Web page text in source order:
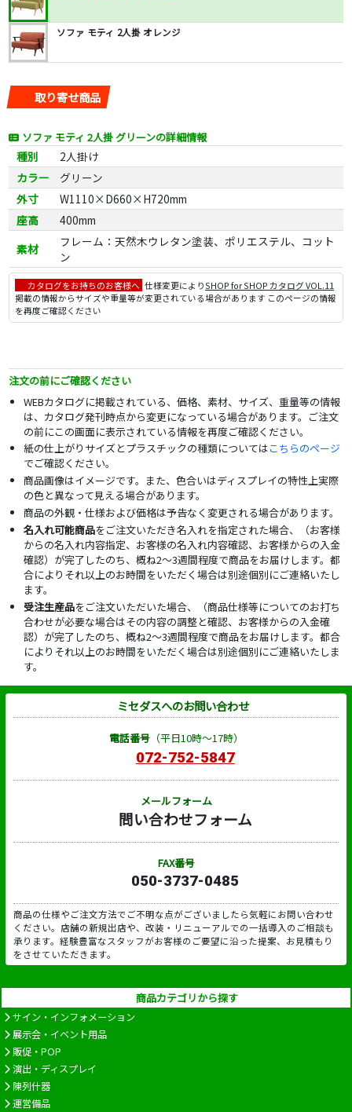
ソファ モティ 2人掛 オレンジ
取り寄せ商品
ソファ モティ 2人掛 グリーンの詳細情報
種別
2人掛け
カラー
グリーン
外寸
W1110×D660×H720mm
座高
400mm
素材
フレーム：天然木ウレタン塗装、ポリエステル、コット
ン
カタログをお持ちのお客様へ 仕様変更によりSHOP for SHOP カタログ VOL.11
掲載の情報からサイズや重量等が変更されている場合があります このページの情報
を再度ご確認ください
注文の前にご確認ください
WEBカタログに掲載されている、価格、素材、サイズ、重量等の情報
は、カタログ発刊時点から変更になっている場合があります。ご注文
の前にこの画面に表示されている情報を再度ご確認ください。
紙の仕上がりサイズとプラスチックの種類についてはこちらのページ
でご確認ください。
商品画像はイメージです。また、色合いはディスプレイの特性上実際
の色と異なって見える場合があります。
商品の外観・仕様および価格は予告なく変更される場合があります。
名入れ可能商品をご注文いただき名入れを指定された場合、（お客様
からの名入れ内容指定、お客様の名入れ内容確認、お客様からの入金
確認）が完了したのち、概ね2～3週間程度で商品をお届けします。都
合によりそれ以上のお時間をいただく場合は別途個別にご連絡いたし
ます。
受注生産品をご注文いただいた場合、（商品仕様等についてのお打ち
合わせが必要な場合はその内容の調整と確認、お客様からの入金確
認）が完了したのち、概ね2～3週間程度で商品をお届けします。都合
によりそれ以上のお時間をいただく場合は別途個別にご連絡いたしま
す。
ミセダスへのお問い合わせ
電話番号（平日10時～17時）
072-752-5847
メールフォーム
問い合わせフォーム
FAX番号
050-3737-0485
商品の仕様やご注文方法でご不明な点がございましたら気軽にお問い合わせ
ください。店舗の新規出店や、改装・リニューアルでの一括導入のご相談も
承ります。経験豊富なスタッフがお客様のご要望に沿った提案、お見積もり
をさせていただきます。
商品カテゴリから探す
サイン・インフォメーション
展示会・イベント用品
販促・POP
演出・ディスプレイ
陳列什器
運営備品